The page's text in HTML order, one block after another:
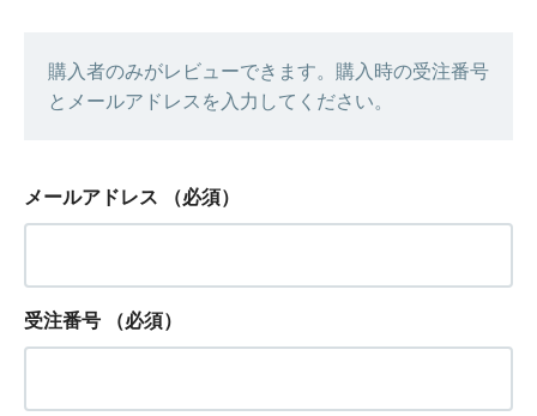
購入者のみがレビューできます。購入時の受注番号
とメールアドレスを入力してください。
メールアドレス （必須）
受注番号 （必須）